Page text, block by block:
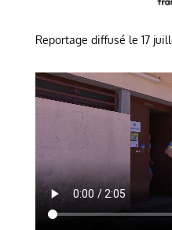
Reportage diffusé le 17